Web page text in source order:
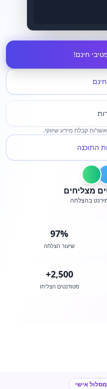
חינם!
ת קבלת מידע שיווקי.
התוכנה
בהצלחה
97%
שיעור הצלחה
2,500+
סטודנטים הצליחו